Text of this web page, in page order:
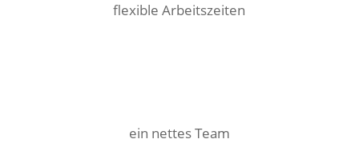
flexible Arbeitszeiten
ein nettes Team